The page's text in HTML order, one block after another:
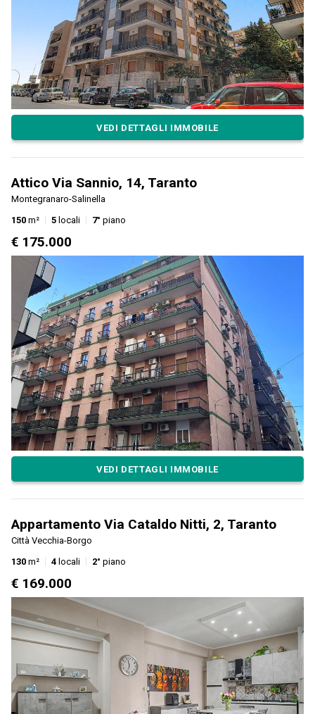
VEDI DETTAGLI IMMOBILE
Attico Via Sannio, 14, Taranto
Montegranaro-Salinella
150 m² 5 locali 7° piano
€ 175.000
VEDI DETTAGLI IMMOBILE
Appartamento Via Cataldo Nitti, 2, Taranto
Città Vecchia-Borgo
130 m² 4 locali 2° piano
€ 169.000